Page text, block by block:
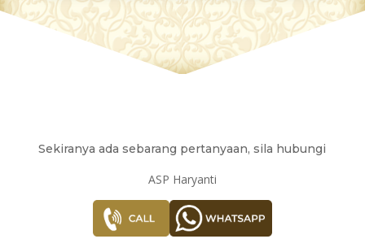
Sekiranya ada sebarang pertanyaan, sila hubungi
ASP Haryanti